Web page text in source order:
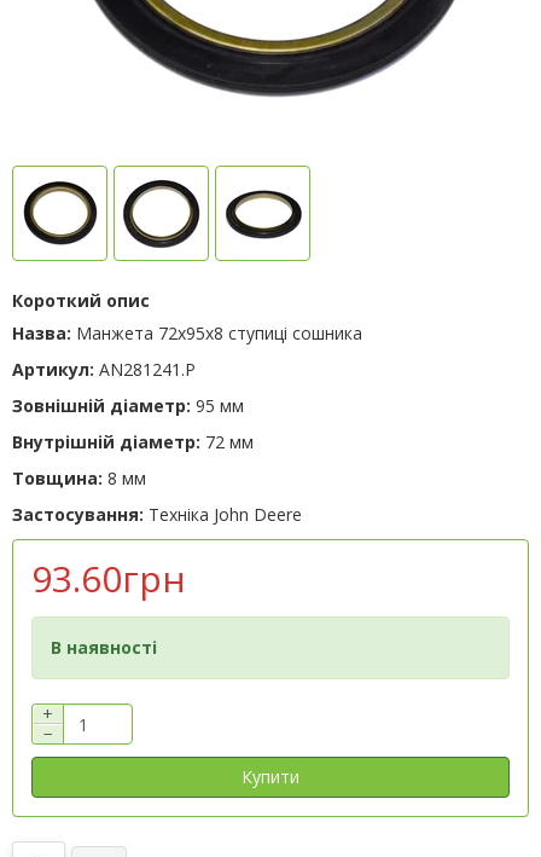
Короткий опис
Назва: Манжета 72х95х8 ступиці сошника
Артикул: AN281241.P
Зовнішній діаметр: 95 мм
Внутрішній діаметр: 72 мм
Товщина: 8 мм
Застосування: Техніка John Deere
93.60грн
В наявності
+
−
Купити